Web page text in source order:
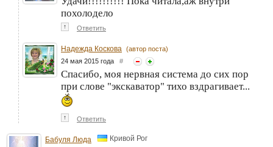
похолодело
↑ Ответить
Надежда Коскова (автор поста)
24 мая 2015 года #
Спасибо, моя нервная система до сих пор
при слове "экскаватор" тихо вздрагивает...
↑ Ответить
Бабуля Люда Кривой Рог